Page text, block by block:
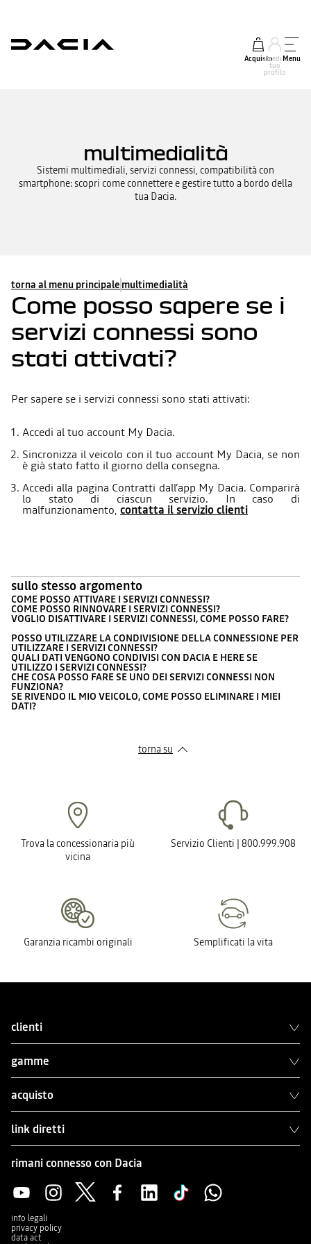
Acquistoaccedi al
tuo
profilo
Menu
multimedialità
Sistemi multimediali, servizi connessi, compatibilità con
smartphone: scopri come connettere e gestire tutto a bordo della
tua Dacia.
torna al menu principale multimedialità
Come posso sapere se i
servizi connessi sono
stati attivati?
Per sapere se i servizi connessi sono stati attivati:
Accedi al tuo account My Dacia.
Sincronizza il veicolo con il tuo account My Dacia, se non
è già stato fatto il giorno della consegna.
Accedi alla pagina Contratti dall’app My Dacia. Comparirà
lo stato di ciascun servizio. In caso di
malfunzionamento, contatta il servizio clienti
sullo stesso argomento
COME POSSO ATTIVARE I SERVIZI CONNESSI?
COME POSSO RINNOVARE I SERVIZI CONNESSI?
VOGLIO DISATTIVARE I SERVIZI CONNESSI, COME POSSO FARE?
POSSO UTILIZZARE LA CONDIVISIONE DELLA CONNESSIONE PER
UTILIZZARE I SERVIZI CONNESSI?
QUALI DATI VENGONO CONDIVISI CON DACIA E HERE SE
UTILIZZO I SERVIZI CONNESSI?
CHE COSA POSSO FARE SE UNO DEI SERVIZI CONNESSI NON
FUNZIONA?
SE RIVENDO IL MIO VEICOLO, COME POSSO ELIMINARE I MIEI
DATI?
torna su
Trova la concessionaria più
vicina
Servizio Clienti | 800.999.908
Garanzia ricambi originali Semplificati la vita
clienti
gamme
acquisto
link diretti
rimani connesso con Dacia
info legali
privacy policy
data act